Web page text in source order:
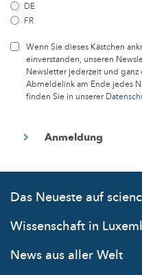
DE
FR
Wenn Sie dieses Kästchen
einverstanden, unseren
Newsletter jederzeit und
Abmeldelink am Ende jedes
finden Sie in unserer
Das Neueste auf
Wissenschaft in
News aus aller Welt